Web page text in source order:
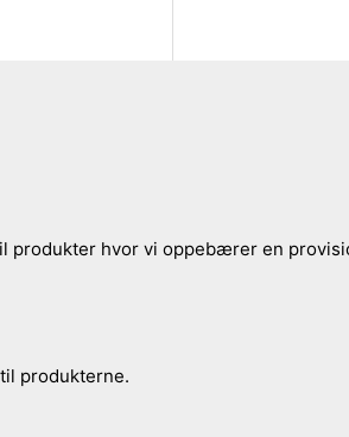
produkter hvor vi oppebærer en
produkterne.